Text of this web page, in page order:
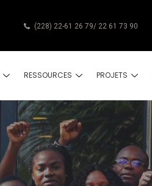
(228) 22-61 26 79/ 22 61 73 90
RESSOURCES PROJETS